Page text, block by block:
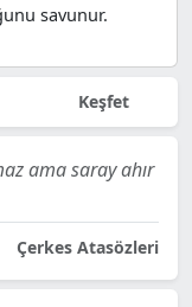
savunur.
Keşfet
ama saray ahır
Çerkes Atasözleri